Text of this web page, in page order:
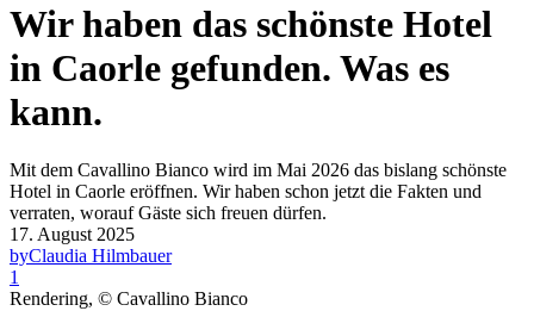
Wir haben das schönste Hotel
in Caorle gefunden. Was es
kann.
Mit dem Cavallino Bianco wird im Mai 2026 das bislang schönste
Hotel in Caorle eröffnen. Wir haben schon jetzt die Fakten und
verraten, worauf Gäste sich freuen dürfen.
17. August 2025
byClaudia Hilmbauer
1
Rendering, © Cavallino Bianco